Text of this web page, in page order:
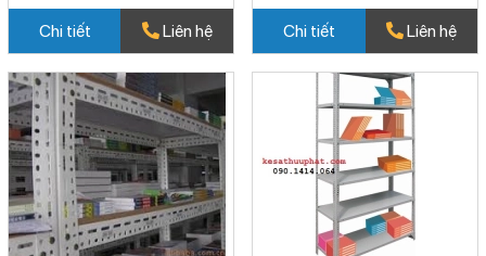
Chi tiết Liên hệ Chi tiết Liên hệ